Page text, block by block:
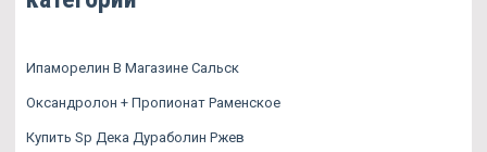
Ипаморелин В Магазине Сальск
Оксандролон + Пропионат Раменское
Купить Sp Дека Дураболин Ржев